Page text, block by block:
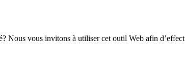
Nous vous invitons à utiliser cet outil Web afin